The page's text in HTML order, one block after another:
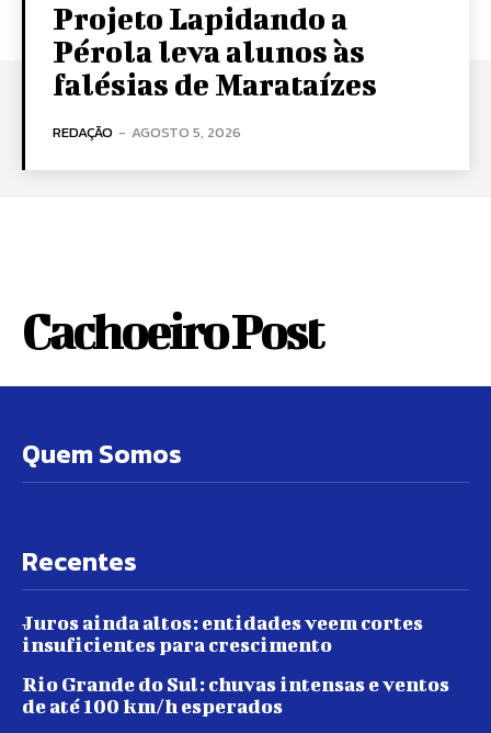
Projeto Lapidando a
Pérola leva alunos às
falésias de Marataízes
REDAÇÃO - AGOSTO 5, 2026
Cachoeiro Post
Quem Somos
Recentes
Juros ainda altos: entidades veem cortes
insuficientes para crescimento
Rio Grande do Sul: chuvas intensas e ventos
de até 100 km/h esperados